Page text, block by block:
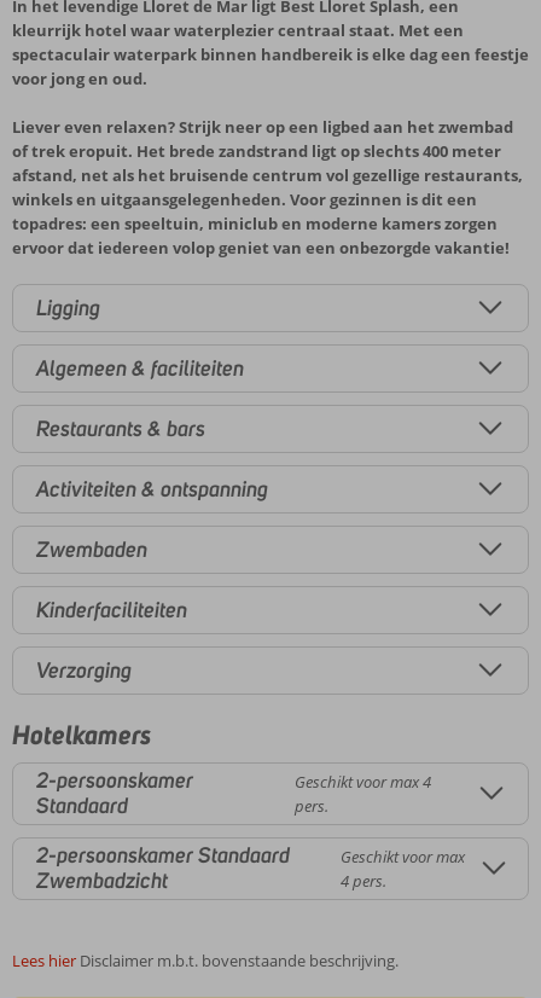
In het levendige Lloret de Mar ligt Best Lloret Splash, een
kleurrijk hotel waar waterplezier centraal staat. Met een
spectaculair waterpark binnen handbereik is elke dag een feestje
voor jong en oud.
Liever even relaxen? Strijk neer op een ligbed aan het zwembad
of trek eropuit. Het brede zandstrand ligt op slechts 400 meter
afstand, net als het bruisende centrum vol gezellige restaurants,
winkels en uitgaansgelegenheden. Voor gezinnen is dit een
topadres: een speeltuin, miniclub en moderne kamers zorgen
ervoor dat iedereen volop geniet van een onbezorgde vakantie!
Ligging
Algemeen & faciliteiten
Restaurants & bars
Activiteiten & ontspanning
Zwembaden
Kinderfaciliteiten
Verzorging
Hotelkamers
2-persoonskamer
Standaard
Geschikt voor max 4
pers.
2-persoonskamer Standaard
Zwembadzicht
Geschikt voor max
4 pers.
Lees hier Disclaimer m.b.t. bovenstaande beschrijving.